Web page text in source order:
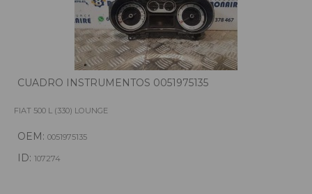
CUADRO INSTRUMENTOS 0051975135
FIAT 500 L (330) LOUNGE
OEM: 0051975135
ID: 107274